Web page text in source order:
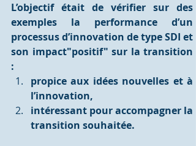
L’objectif était de vérifier sur des
exemples la performance d’un
processus d’innovation de type SDI et
son impact"positif" sur la transition
:
propice aux idées nouvelles et à
l’innovation,
intéressant pour accompagner la
transition souhaitée.